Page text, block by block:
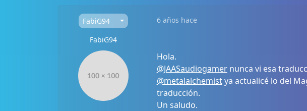
FabiG94
FabiG94
6 años hace
Hola.
@JAASaudiogamernunca vi esa
@metalalchemistya actualicé lo del
traducción.
Un saludo.